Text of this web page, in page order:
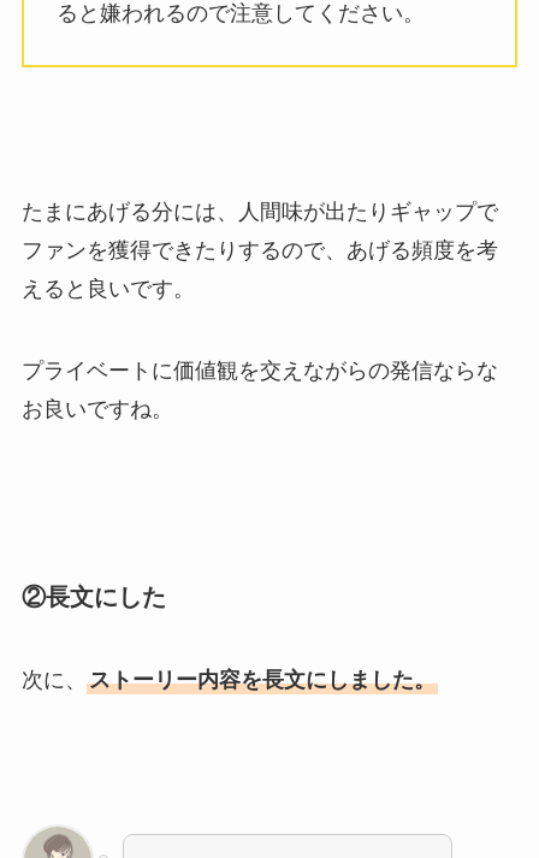
ると嫌われるので注意してください。
たまにあげる分には、人間味が出たりギャップで
ファンを獲得できたりするので、あげる頻度を考
えると良いです。
プライベートに価値観を交えながらの発信ならな
お良いですね。
②長文にした
次に、 ストーリー内容を長文にしました。